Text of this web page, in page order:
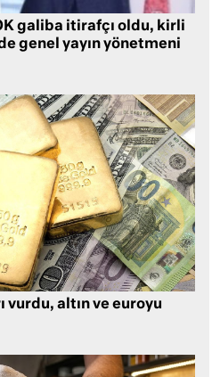
galiba itirafçı oldu, kirli
genel yayın yönetmeni
vurdu, altın ve euroyu